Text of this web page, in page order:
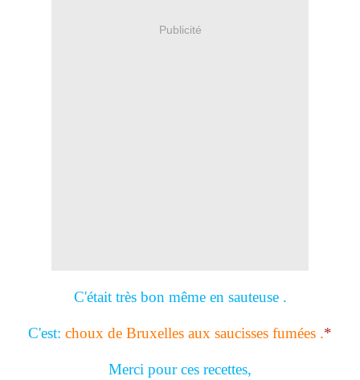
Publicité
C'était très bon même en sauteuse .
C'est: choux de Bruxelles aux saucisses fumées .*
Merci pour ces recettes,